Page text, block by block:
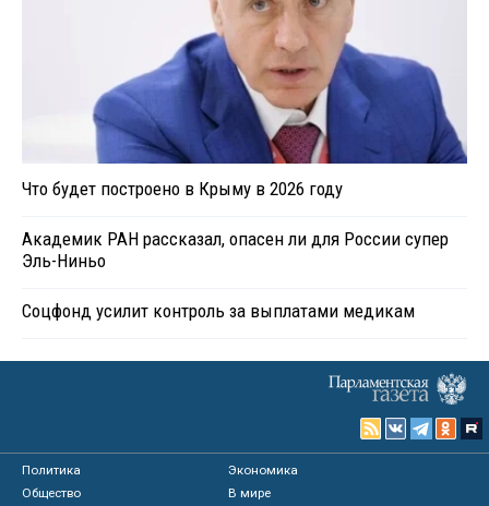
Что будет построено в Крыму в 2026 году
Академик РАН рассказал, опасен ли для России супер
Эль-Ниньо
Соцфонд усилит контроль за выплатами медикам
Политика
Экономика
Общество
В мире